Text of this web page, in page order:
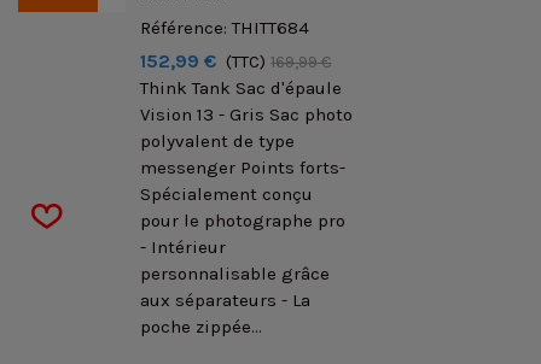
Référence: THITT684
152,99 € (TTC) 169,99 €
Think Tank Sac d'épaule
Vision 13 - Gris Sac photo
polyvalent de type
messenger Points forts-
Spécialement conçu
pour le photographe pro
- Intérieur
personnalisable grâce
aux séparateurs - La
poche zippée...